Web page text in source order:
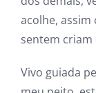
acolhe, assim
sentem
Vivo guiada